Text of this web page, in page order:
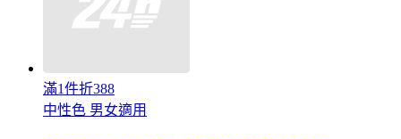
滿1件折388
中性色 男女適用